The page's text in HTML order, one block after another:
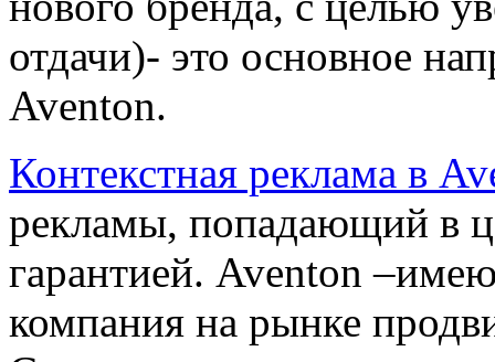
отдачи)- это основное
Aventon.
Контекстная реклама в
рекламы, попадающий в
гарантией. Aventon
компания на рынке